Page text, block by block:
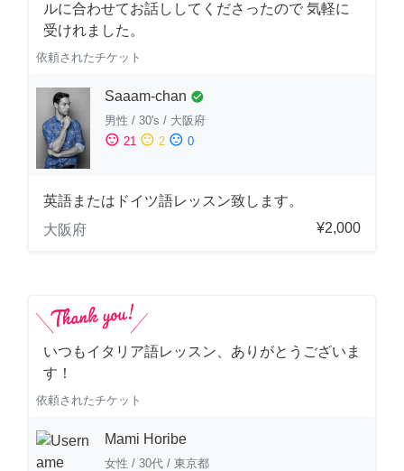
ルに合わせてお話ししてくださったので 気軽に
受けれました。
依頼されたチケット
Saaam-chan check_circle
男性 / 30's / 大阪府
sentiment_satisfied 21 sentiment_neutral 2 sentiment_dissatisfied 0
英語またはドイツ語レッスン致します。
大阪府
¥2,000
いつもイタリア語レッスン、ありがとうございま
す！
依頼されたチケット
Mami Horibe
女性 / 30代 / 東京都